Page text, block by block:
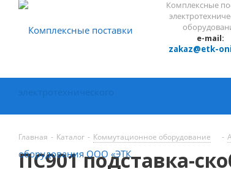
Комплексные
e-mail:
zakaz@etk-
Главная - Каталог - Коммутационное оборудование -
ПС901 подставка-